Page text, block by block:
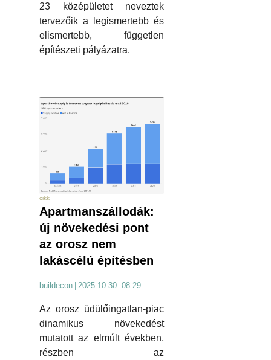
23 középületet neveztek
tervezőik a legismertebb és
elismertebb, független
építészeti pályázatra.
cikk
Apartmanszállodák:
új növekedési pont
az orosz nem
lakáscélú építésben
buildecon 2025.10.30. 08:29
Az orosz üdülőingatlan-piac
dinamikus növekedést
mutatott az elmúlt években,
részben az